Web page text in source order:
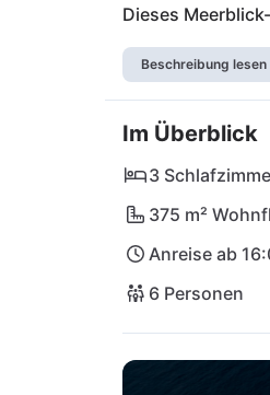
Dieses
Gäste in die
ebenfalls
besuchen. Der
Beschreibung lesen
Im Überblick
3
375 m²
Anreise ab
6 Personen